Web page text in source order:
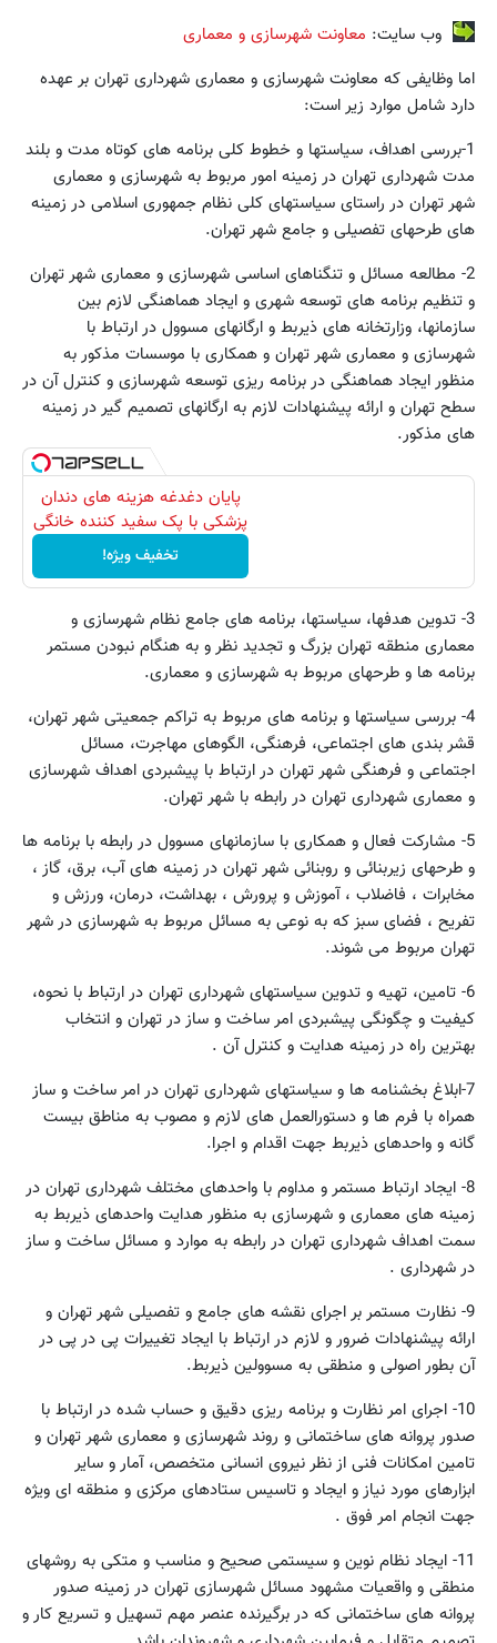
وب سایت: معاونت شهرسازی و معماری
اما وظایفی که معاونت شهرسازی و معماری شهرداری تهران بر عهده
دارد شامل موارد زیر است:
1-بررسی اهداف، سیاستها و خطوط کلی برنامه های کوتاه مدت و بلند
مدت شهرداری تهران در زمینه امور مربوط به شهرسازی و معماری
شهر تهران در راستای سیاستهای کلی نظام جمهوری اسلامی در زمینه
های طرحهای تفصیلی و جامع شهر تهران.
2- مطالعه مسائل و تنگناهای اساسی شهرسازی و معماری شهر تهران
و تنظیم برنامه های توسعه شهری و ایجاد هماهنگی لازم بین
سازمانها، وزارتخانه های ذیربط و ارگانهای مسوول در ارتباط با
شهرسازی و معماری شهر تهران و همکاری با موسسات مذکور به
منظور ایجاد هماهنگی در برنامه ریزی توسعه شهرسازی و کنترل آن در
سطح تهران و ارائه پیشنهادات لازم به ارگانهای تصمیم گیر در زمینه
های مذکور.
پایان دغدغه هزینه های دندان
پزشکی با پک سفید کننده خانگی
تخفیف ویژه!
3- تدوین هدفها، سیاستها، برنامه های جامع نظام شهرسازی و
معماری منطقه تهران بزرگ و تجدید نظر و به هنگام نبودن مستمر
برنامه ها و طرحهای مربوط به شهرسازی و معماری.
4- بررسی سیاستها و برنامه های مربوط به تراکم جمعیتی شهر تهران،
قشر بندی های اجتماعی، فرهنگی، الگوهای مهاجرت، مسائل
اجتماعی و فرهنگی شهر تهران در ارتباط با پیشبردی اهداف شهرسازی
و معماری شهرداری تهران در رابطه با شهر تهران.
5- مشارکت فعال و همکاری با سازمانهای مسوول در رابطه با برنامه ها
و طرحهای زیربنائی و روبنائی شهر تهران در زمینه های آب، برق، گاز ،
مخابرات ، فاضلاب ، آموزش و پرورش ، بهداشت، درمان، ورزش و
تفریح ، فضای سبز که به نوعی به مسائل مربوط به شهرسازی در شهر
تهران مربوط می شوند.
6- تامین، تهیه و تدوین سیاستهای شهرداری تهران در ارتباط با نحوه،
کیفیت و چگونگی پیشبردی امر ساخت و ساز در تهران و انتخاب
بهترین راه در زمینه هدایت و کنترل آن .
7-ابلاغ بخشنامه ها و سیاستهای شهرداری تهران در امر ساخت و ساز
همراه با فرم ها و دستورالعمل های لازم و مصوب به مناطق بیست
گانه و واحدهای ذیربط جهت اقدام و اجرا.
8- ایجاد ارتباط مستمر و مداوم با واحدهای مختلف شهرداری تهران در
زمینه های معماری و شهرسازی به منظور هدایت واحدهای ذیربط به
سمت اهداف شهرداری تهران در رابطه به موارد و مسائل ساخت و ساز
در شهرداری .
9- نظارت مستمر بر اجرای نقشه های جامع و تفصیلی شهر تهران و
ارائه پیشنهادات ضرور و لازم در ارتباط با ایجاد تغییرات پی در پی در
آن بطور اصولی و منطقی به مسوولین ذیربط.
10- اجرای امر نظارت و برنامه ریزی دقیق و حساب شده در ارتباط با
صدور پروانه های ساختمانی و روند شهرسازی و معماری شهر تهران و
تامین امکانات فنی از نظر نیروی انسانی متخصص، آمار و سایر
ابزارهای مورد نیاز و ایجاد و تاسیس ستادهای مرکزی و منطقه ای ویژه
جهت انجام امر فوق .
11- ایجاد نظام نوین و سیستمی صحیح و مناسب و متکی به روشهای
منطقی و واقعیات مشهود مسائل شهرسازی تهران در زمینه صدور
پروانه های ساختمانی که در برگیرنده عنصر مهم تسهیل و تسریع کار و